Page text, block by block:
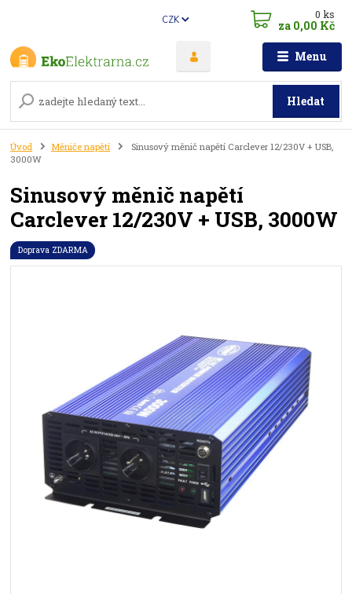
Menu
CZK
Hledat
0ks
za 0,00 Kč
Úvod Měniče napětí
Sinusový měnič napětí Carclever 12/230V + USB,
3000W
Sinusový měnič napětí
Carclever 12/230V + USB, 3000W
Doprava ZDARMA